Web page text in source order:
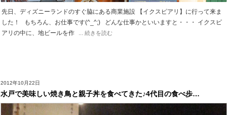
先日、ディズニーランドのすぐ脇にある商業施設 【イクスピアリ】に行って来ま
した！ もちろん、お仕事です(^_^;) どんな仕事かといいますと・・・ イクスピ
アリの中に、地ビールを作
... 続きを読む
2012年10月22日
水戸で美味しい焼き鳥と親子丼を食べてきた♪4代目の食べ歩…